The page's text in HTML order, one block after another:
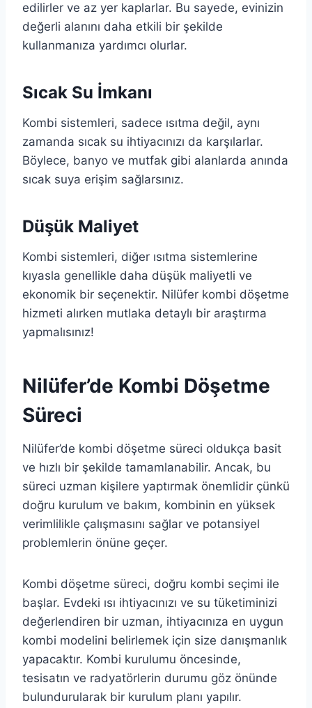
edilirler ve az yer kaplarlar. Bu sayede, evinizin
değerli alanını daha etkili bir şekilde
kullanmanıza yardımcı olurlar.
Sıcak Su İmkanı
Kombi sistemleri, sadece ısıtma değil, aynı
zamanda sıcak su ihtiyacınızı da karşılarlar.
Böylece, banyo ve mutfak gibi alanlarda anında
sıcak suya erişim sağlarsınız.
Düşük Maliyet
Kombi sistemleri, diğer ısıtma sistemlerine
kıyasla genellikle daha düşük maliyetli ve
ekonomik bir seçenektir. Nilüfer kombi döşetme
hizmeti alırken mutlaka detaylı bir araştırma
yapmalısınız!
Nilüfer’de Kombi Döşetme
Süreci
Nilüfer’de kombi döşetme süreci oldukça basit
ve hızlı bir şekilde tamamlanabilir. Ancak, bu
süreci uzman kişilere yaptırmak önemlidir çünkü
doğru kurulum ve bakım, kombinin en yüksek
verimlilikle çalışmasını sağlar ve potansiyel
problemlerin önüne geçer.
Kombi döşetme süreci, doğru kombi seçimi ile
başlar. Evdeki ısı ihtiyacınızı ve su tüketiminizi
değerlendiren bir uzman, ihtiyacınıza en uygun
kombi modelini belirlemek için size danışmanlık
yapacaktır. Kombi kurulumu öncesinde,
tesisatın ve radyatörlerin durumu göz önünde
bulundurularak bir kurulum planı yapılır.